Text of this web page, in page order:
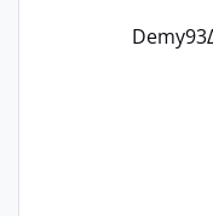
Demy93